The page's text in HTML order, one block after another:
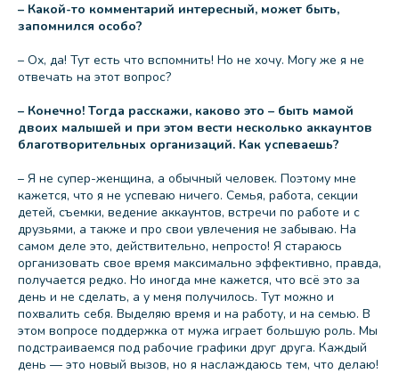
– Какой-то комментарий интересный, может быть,
запомнился особо?
– Ох, да! Тут есть что вспомнить! Но не хочу. Могу же я не
отвечать на этот вопрос?
– Конечно! Тогда расскажи, каково это – быть мамой
двоих малышей и при этом вести несколько аккаунтов
благотворительных организаций. Как успеваешь?
– Я не супер-женщина, а обычный человек. Поэтому мне
кажется, что я не успеваю ничего. Семья, работа, секции
детей, съемки, ведение аккаунтов, встречи по работе и с
друзьями, а также и про свои увлечения не забываю. На
самом деле это, действительно, непросто! Я стараюсь
организовать свое время максимально эффективно, правда,
получается редко. Но иногда мне кажется, что всё это за
день и не сделать, а у меня получилось. Тут можно и
похвалить себя. Выделяю время и на работу, и на семью. В
этом вопросе поддержка от мужа играет большую роль. Мы
подстраиваемся под рабочие графики друг друга. Каждый
день — это новый вызов, но я наслаждаюсь тем, что делаю!